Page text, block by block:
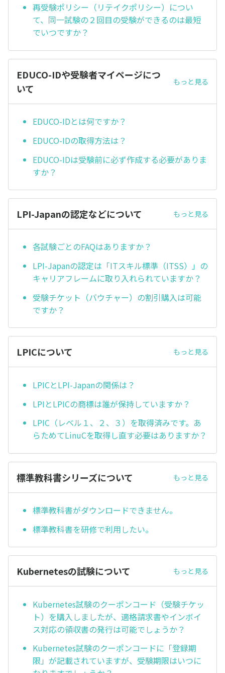
再受験ポリシー（リテイクポリシー）につい
て、同一試験の２回目の受験ができるのは最短
でいつですか？
EDUCO-IDや受験者マイページにつ
いて
もっと見る
EDUCO-IDとは何ですか？
EDUCO-IDの取得方法は？
EDUCO-IDは受験前に必ず作成する必要がありま
すか？
LPI-Japanの認定などについて もっと見る
各試験ごとのFAQはありますか？
LPI-Japanの認定は「ITスキル標準（ITSS）」の
キャリアフレームに取り入れられていますか？
受験チケット（バウチャー）の割引購入は可能
ですか？
LPICについて もっと見る
LPICとLPI-Japanの関係は？
LPIとLPICの商標は誰が保持していますか？
LPIC（レベル１、２、３）を取得済みです。あ
らためてLinuCを取得し直す必要はありますか？
標準教科書シリーズについて もっと見る
標準教科書がダウンロードできません。
標準教科書を研修で利用したい。
Kubernetesの試験について もっと見る
Kubernetes試験のクーポンコード（受験チケッ
ト）を購入しましたが、適格請求書やインボイ
ス対応の領収書の発行は可能でしょうか？
Kubernetes試験のクーポンコードに「登録期
限」が記載されていますが、受験期限はいつに